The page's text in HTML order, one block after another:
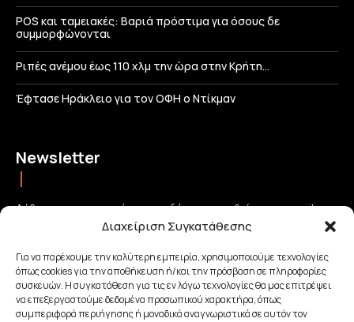
Διαχείριση Συγκατάθεσης
Για να παρέχουμε την καλύτερη εμπειρία, χρησιμοποιούμε τεχνολογίες
όπως cookies για την αποθήκευση ή/και την πρόσβαση σε πληροφορίες
συσκευών. Η συγκατάθεση για τις εν λόγω τεχνολογίες θα μας επιτρέψει
να επεξεργαστούμε δεδομένα προσωπικού χαρακτήρα, όπως
συμπεριφορά περιήγησης ή μοναδικά αναγνωριστικά σε αυτόν τον
POS και ταμειακές: Βαριά πρόστιμα για όσους δε
συμμορφώνονται
Ριπές ανέμου έως 110 χλμ την ώρα στην Κρήτη…
Έφτασε Ηράκλειο για τον ΟΦΗ ο Ντίκμαν
Newsletter
Λάβετε τις σημαντικότερες ειδήσεις απευθείας στο email σας
και μείνετε πάντα συνδεδεμένοι με την Κρήτη!
ΕΓΓΡΑΦΗ
Έχω διαβάσει και αποδέχομαι την Πολιτική απορρήτου.